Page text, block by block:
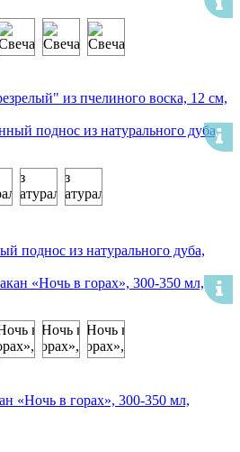
из пчелиного воска, 12 см,
поднос из натурального дуба,
«Ночь в горах», 300-350 мл,